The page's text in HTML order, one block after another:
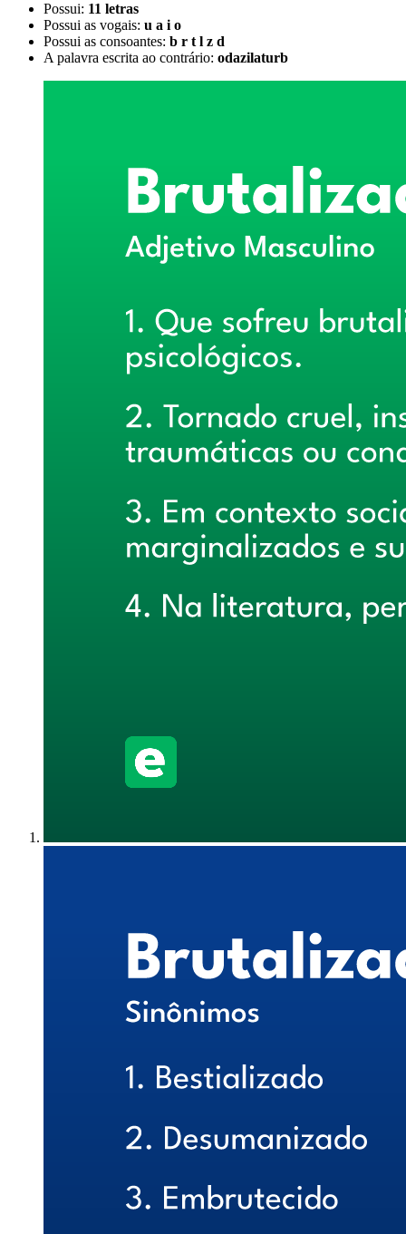
Possui: 11 letras
Possui as vogais: u a i o
Possui as consoantes: b r t l z d
A palavra escrita ao contrário: odazilaturb